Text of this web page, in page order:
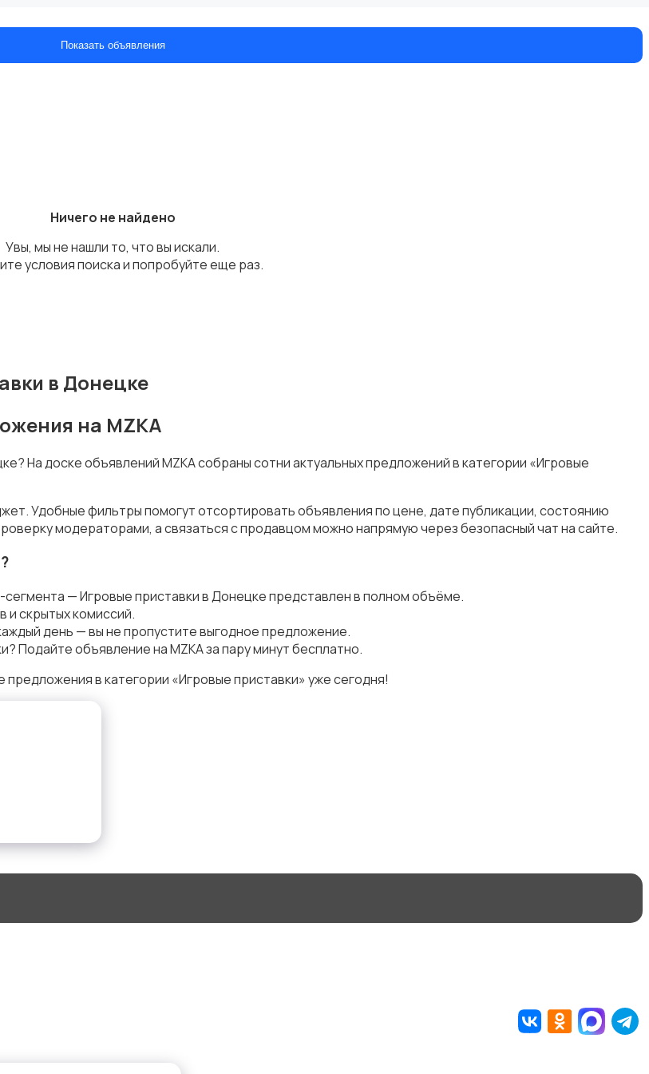
Показать объявления
Ничего не найдено
Увы, мы не нашли то, что вы искали.
условия поиска и попробуйте еще раз.
в Донецке
на MZKA
На доске объявлений MZKA собраны сотни актуальных предложений в категории «Игровые
Удобные фильтры помогут отсортировать объявления по цене, дате публикации, состоянию
модераторами, а связаться с продавцом можно напрямую через безопасный чат на сайте.
— Игровые приставки в Донецке представлен в полном объёме.
и скрытых комиссий.
день — вы не пропустите выгодное предложение.
Подайте объявление на MZKA за пару минут бесплатно.
в категории «Игровые приставки» уже сегодня!